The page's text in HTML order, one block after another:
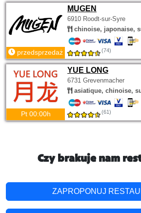
MUGEN
6910 Roodt-sur-Syre
chinoise, japonaise,
przedsprzedaż (74)
YUE LONG
6731 Grevenmacher
asiatique, chinoise,
Pt 00:00h (61)
Czy brakuje nam
ZAPROPONUJ